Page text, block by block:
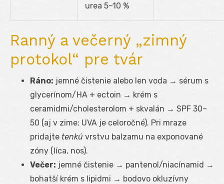
urea 5–10 %
Ranný a večerný „zimný
protokol“ pre tvár
Ráno: jemné čistenie alebo len voda → sérum s
glycerínom/HA + ectoin → krém s
ceramidmi/cholesterolom + skvalán → SPF 30–
50 (aj v zime; UVA je celoročné). Pri mraze
pridajte tenkú vrstvu balzamu na exponované
zóny (líca, nos).
Večer: jemné čistenie → pantenol/niacínamid →
bohatší krém s lipidmi → bodovo okluzívny